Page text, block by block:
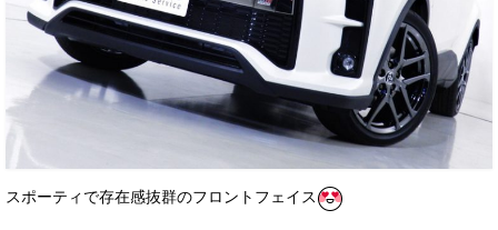
スポーティで存在感抜群のフロントフェイス